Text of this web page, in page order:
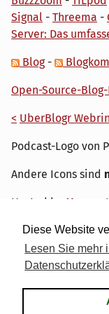
Diese Website
Lesen Sie mehr
Signal - Threema -
Server: Das
Blog-
Open-Source-
< UberBlogr
Podcast-Logo von
Andere Icons sind
Hosted by My own
Serendipity